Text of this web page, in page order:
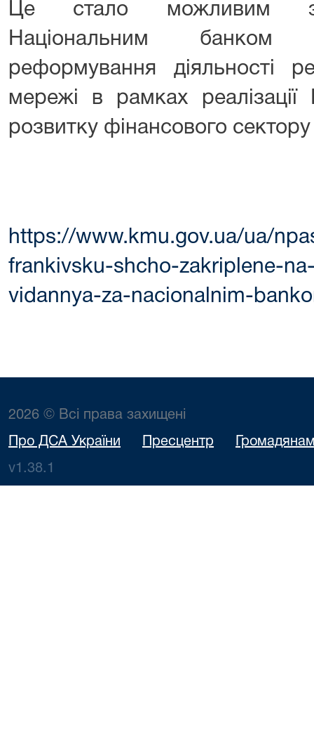
Це стало можливим
Національним банком
реформування діяльності
мережі в рамках
розвитку фінансового
https://www.kmu.gov.ua/ua/
frankivsku-shcho-zakriplene-
vidannya-za-nacionalnim-
2026 © Всі права захищені
Про ДСА України Пресцентр
v1.38.1